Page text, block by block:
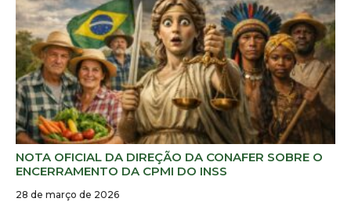
NOTA OFICIAL DA DIREÇÃO DA CONAFER SOBRE O
ENCERRAMENTO DA CPMI DO INSS
28 de março de 2026